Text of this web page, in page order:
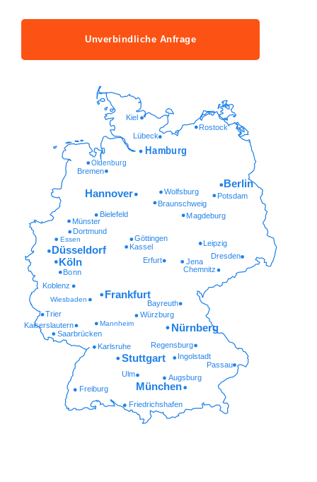
Unverbindliche Anfrage
Friedrichshafen
Freiburg
Augsburg
Ulm
Passau
Ingolstadt
Regensburg
Karlsruhe
Saarbrücken
Kaiserslautern Mannheim
Würzburg
Trier
Wiesbaden Bayreuth
Koblenz
Chemnitz
Bonn
Erfurt Jena
Dresden
Kassel
Göttingen
Essen
Dortmund
Münster
Magdeburg
Bielefeld
Braunschweig
Potsdam
Wolfsburg
Oldenburg
Lübeck
Rostock
Kiel
München
Stuttgart
Nürnberg
Frankfurt
Köln
Düsseldorf
Leipzig
Hannover
Berlin
Bremen
Hamburg